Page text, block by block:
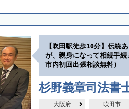
【吹田駅徒歩10分】伝統
が、親身になって相続手
市内初回出張相談無料）
杉野義章司法書
大阪府 吹田市